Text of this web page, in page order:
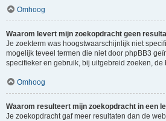
Omhoog
Waarom levert mijn zoekopdracht geen
Je zoekterm was hoogstwaarschijnlijk niet
mogelijk teveel termen die niet door phpBB3
specifieker en gebruik, bij uitgebreid zoeken, de
Omhoog
Waarom resulteert mijn zoekopdracht in een
Je zoekopdracht gaf meer resultaten dan de